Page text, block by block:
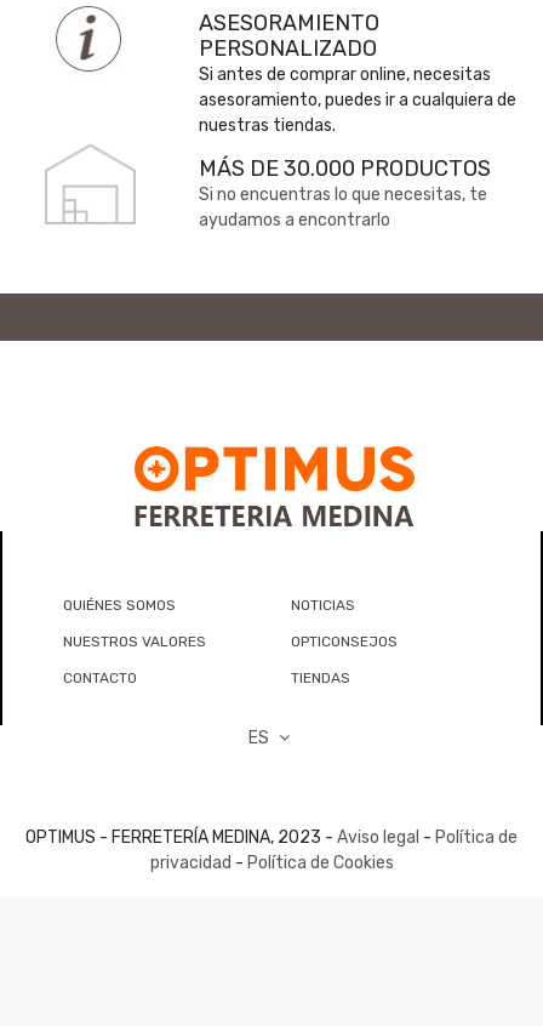
ASESORAMIENTO
PERSONALIZADO
Si antes de comprar online, necesitas
asesoramiento, puedes ir a cualquiera de
nuestras tiendas.
MÁS DE 30.000 PRODUCTOS
Si no encuentras lo que necesitas, te
ayudamos a encontrarlo
QUIÉNES SOMOS NOTICIAS
NUESTROS VALORES OPTICONSEJOS
CONTACTO TIENDAS
ES
OPTIMUS - FERRETERÍA MEDINA, 2023 - Aviso legal - Política de
privacidad - Política de Cookies